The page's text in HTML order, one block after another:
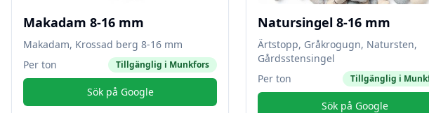
Makadam 8-16 mm
Makadam, Krossad berg 8-16 mm
Per ton
Tillgänglig i Munkfors
Sök på Google
Natursingel 8-16 mm
Ärtstopp, Gråkrogugn, Natursten,
Gårdsstensingel
Per ton
Tillgänglig i
Sök på Google